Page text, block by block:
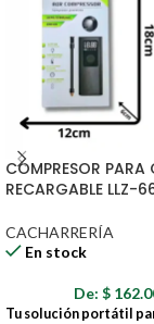
COMPRESOR PARA
RECARGABLE LLZ-
CACHARRERÍA
En stock
De: $
Tu solución portátil